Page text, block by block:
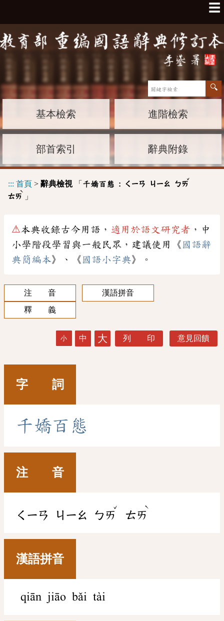
☰
基本檢索 進階檢索
部首索引 辭典附錄
::: 首頁 > 辭典檢視「 千嬌百態 : ㄑㄧㄢ ㄐㄧㄠ ㄅㄞ
ˇ
ㄊㄞ
ˋ
」
⚠本典收錄古今用語， 適用於語文研究者 ，中
小學階段學習與一般民眾，建議使用《 國語辭
典簡編本》、《 國語小字典》。
注 音
漢語拼音
釋 義
小 中 大 列 印 意見回饋
字 詞
千嬌百 態
注 音
ㄑㄧㄢ ㄐㄧㄠ ㄅㄞ
ˇ
ㄊㄞ
ˋ
漢語拼音
qiān jiāo bǎi tài